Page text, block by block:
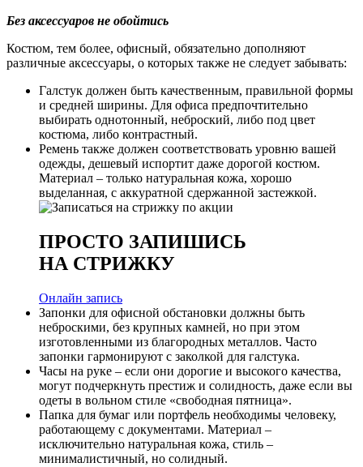
Без аксессуаров не обойтись
Костюм, тем более, офисный, обязательно дополняют
различные аксессуары, о которых также не следует забывать:
Галстук должен быть качественным, правильной формы
и средней ширины. Для офиса предпочтительно
выбирать однотонный, неброский, либо под цвет
костюма, либо контрастный.
Ремень также должен соответствовать уровню вашей
одежды, дешевый испортит даже дорогой костюм.
Материал – только натуральная кожа, хорошо
выделанная, с аккуратной сдержанной застежкой.
ПРОСТО ЗАПИШИСЬ
НА СТРИЖКУ
Онлайн запись
Запонки для офисной обстановки должны быть
неброскими, без крупных камней, но при этом
изготовленными из благородных металлов. Часто
запонки гармонируют с заколкой для галстука.
Часы на руке – если они дорогие и высокого качества,
могут подчеркнуть престиж и солидность, даже если вы
одеты в вольном стиле «свободная пятница».
Папка для бумаг или портфель необходимы человеку,
работающему с документами. Материал –
исключительно натуральная кожа, стиль –
минималистичный, но солидный.